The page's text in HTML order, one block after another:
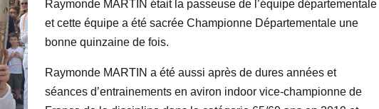
Raymonde MARTIN était la passeuse de l’équipe départementale
et cette équipe a été sacrée Championne Départementale une
bonne quinzaine de fois.
Raymonde MARTIN a été aussi après de dures années et
séances d’entrainements en aviron indoor vice-championne de